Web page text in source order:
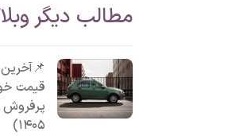
مطالب دیگر
قیمت
۱۴۰۵)